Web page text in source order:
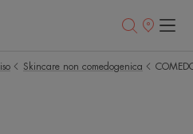
Punti
Skincare non comedogenica